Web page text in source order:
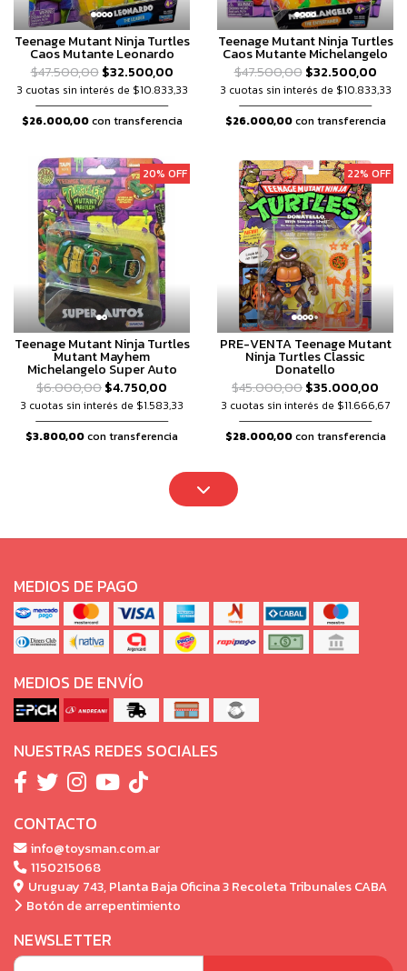
Teenage Mutant Ninja Turtles
Caos Mutante Leonardo
$47.500,00$32.500,00
3 cuotas sin interés de $10.833,33
$26.000,00con transferencia
Teenage Mutant Ninja Turtles
Caos Mutante Michelangelo
$47.500,00$32.500,00
3 cuotas sin interés de $10.833,33
$26.000,00con transferencia
20% OFF
Teenage Mutant Ninja Turtles
Mutant Mayhem
Michelangelo Super Auto
$6.000,00$4.750,00
3 cuotas sin interés de $1.583,33
$3.800,00con transferencia
22% OFF
PRE-VENTA Teenage Mutant
Ninja Turtles Classic
Donatello
$45.000,00$35.000,00
3 cuotas sin interés de $11.666,67
$28.000,00con transferencia
MEDIOS DE PAGO
MEDIOS DE ENVÍO
NUESTRAS REDES SOCIALES
CONTACTO
info@toysman.com.ar
1150215068
Uruguay 743, Planta Baja Oficina 3 Recoleta Tribunales CABA
Botón de arrepentimiento
NEWSLETTER